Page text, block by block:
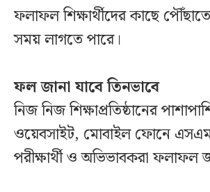
ফলাফল শিক্ষার্থীদের কাছে
সময় লাগতে পারে।
ফল জানা যাবে তিনভাবে
নিজ নিজ শিক্ষাপ্রতিষ্ঠানের
ওয়েবসাইট, মোবাইল ফোনে
পরীক্ষার্থী ও অভিভাবকরা ফলাফল